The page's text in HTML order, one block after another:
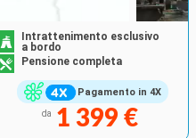
Pagamento in 4X
Intrattenimento esclusivo
a bordo
Pensione completa
da 1 399 €